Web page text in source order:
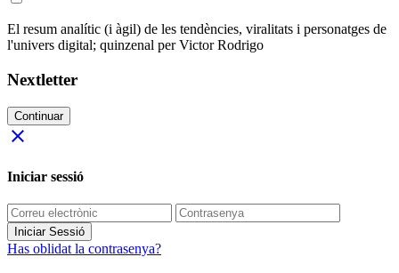
El resum analític (i àgil) de les tendències, viralitats i personatges de
l'univers digital; quinzenal per Victor Rodrigo
Nextletter
Continuar
close
Iniciar sessió
Iniciar Sessió
Has oblidat la contrasenya?